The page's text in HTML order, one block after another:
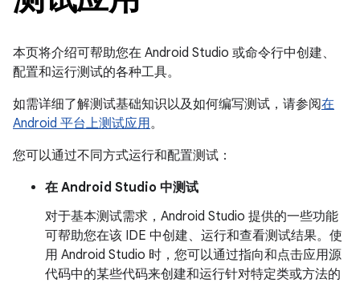
本页将介绍可帮助您在 Android Studio 或命令行中创建、
配置和运行测试的各种工具。
如需详细了解测试基础知识以及如何编写测试，请参阅在
Android 平台上测试应用。
您可以通过不同方式运行和配置测试：
在 Android Studio 中测试
对于基本测试需求，Android Studio 提供的一些功能
可帮助您在该 IDE 中创建、运行和查看测试结果。使
用 Android Studio 时，您可以通过指向和点击应用源
代码中的某些代码来创建和运行针对特定类或方法的